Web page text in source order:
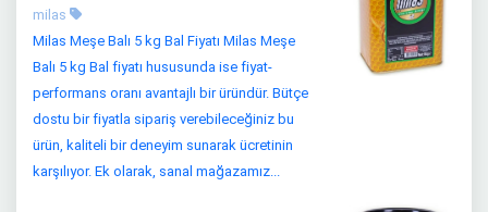
milas
Milas Meşe Balı 5 kg Bal Fiyatı Milas Meşe
Balı 5 kg Bal fiyatı hususunda ise fiyat-
performans oranı avantajlı bir üründür. Bütçe
dostu bir fiyatla sipariş verebileceğiniz bu
ürün, kaliteli bir deneyim sunarak ücretinin
karşılıyor. Ek olarak, sanal mağazamız...